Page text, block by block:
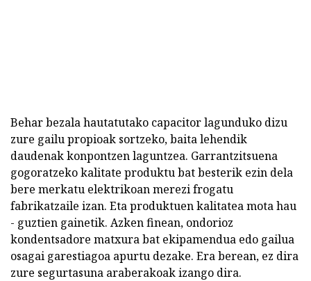
Behar bezala hautatutako capacitor lagunduko dizu
zure gailu propioak sortzeko, baita lehendik
daudenak konpontzen laguntzea. Garrantzitsuena
gogoratzeko kalitate produktu bat besterik ezin dela
bere merkatu elektrikoan merezi frogatu
fabrikatzaile izan. Eta produktuen kalitatea mota hau
- guztien gainetik. Azken finean, ondorioz
kondentsadore matxura bat ekipamendua edo gailua
osagai garestiagoa apurtu dezake. Era berean, ez dira
zure segurtasuna araberakoak izango dira.